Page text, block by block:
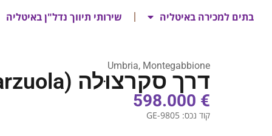
בתים למכירה באיטליה שירותי תיווך נדל"ן באיטליה
Umbria, Montegabbione
דרך סקרצוּלה (La Strada della Scarzuola)
€ 598.000
קוד נכס: GE-9805